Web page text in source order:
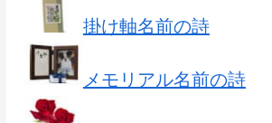
掛け軸名前の詩
メモリアル名前の詩